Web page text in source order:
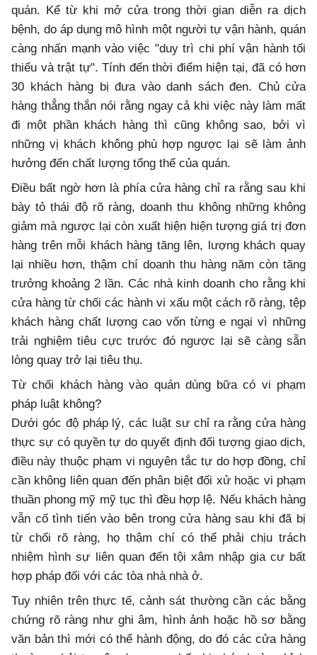
quán. Kể từ khi mở cửa trong thời gian diễn ra dịch
bệnh, do áp dụng mô hình một người tự vận hành, quán
càng nhấn mạnh vào việc "duy trì chi phí vận hành tối
thiểu và trật tự". Tính đến thời điểm hiện tại, đã có hơn
30 khách hàng bị đưa vào danh sách đen. Chủ cửa
hàng thẳng thắn nói rằng ngay cả khi việc này làm mất
đi một phần khách hàng thì cũng không sao, bởi vì
những vị khách không phù hợp ngược lại sẽ làm ảnh
hưởng đến chất lượng tổng thể của quán.
Điều bất ngờ hơn là phía cửa hàng chỉ ra rằng sau khi
bày tỏ thái độ rõ ràng, doanh thu không những không
giảm mà ngược lại còn xuất hiện hiện tượng giá trị đơn
hàng trên mỗi khách hàng tăng lên, lượng khách quay
lại nhiều hơn, thậm chí doanh thu hàng năm còn tăng
trưởng khoảng 2 lần. Các nhà kinh doanh cho rằng khi
cửa hàng từ chối các hành vi xấu một cách rõ ràng, tệp
khách hàng chất lượng cao vốn từng e ngại vì những
trải nghiệm tiêu cực trước đó ngược lại sẽ càng sẵn
lòng quay trở lại tiêu thụ.
Từ chối khách hàng vào quán dùng bữa có vi phạm
pháp luật không?
Dưới góc độ pháp lý, các luật sư chỉ ra rằng cửa hàng
thực sự có quyền tự do quyết định đối tượng giao dịch,
điều này thuộc phạm vi nguyên tắc tự do hợp đồng, chỉ
cần không liên quan đến phân biệt đối xử hoặc vi phạm
thuần phong mỹ mỹ tục thì đều hợp lệ. Nếu khách hàng
vẫn cố tình tiến vào bên trong cửa hàng sau khi đã bị
từ chối rõ ràng, họ thậm chí có thể phải chịu trách
nhiệm hình sự liên quan đến tội xâm nhập gia cư bất
hợp pháp đối với các tòa nhà nhà ở.
Tuy nhiên trên thực tế, cảnh sát thường cần các bằng
chứng rõ ràng như ghi âm, hình ảnh hoặc hồ sơ bằng
văn bản thì mới có thể hành động, do đó các cửa hàng